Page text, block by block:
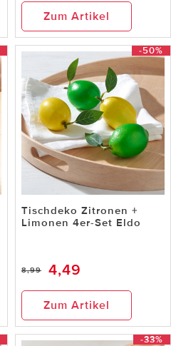
Zum Artikel
-50%
Tischdeko Zitronen +
Limonen 4er-Set Eldo
8,99 4,49
Zum Artikel
-33%